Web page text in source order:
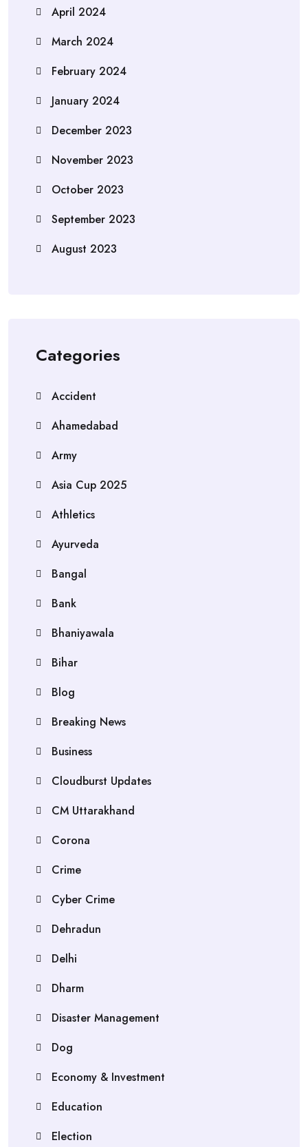
April 2024
March 2024
February 2024
January 2024
December 2023
November 2023
October 2023
September 2023
August 2023
Categories
Accident
Ahamedabad
Army
Asia Cup 2025
Athletics
Ayurveda
Bangal
Bank
Bhaniyawala
Bihar
Blog
Breaking News
Business
Cloudburst Updates
CM Uttarakhand
Corona
Crime
Cyber Crime
Dehradun
Delhi
Dharm
Disaster Management
Dog
Economy & Investment
Education
Election